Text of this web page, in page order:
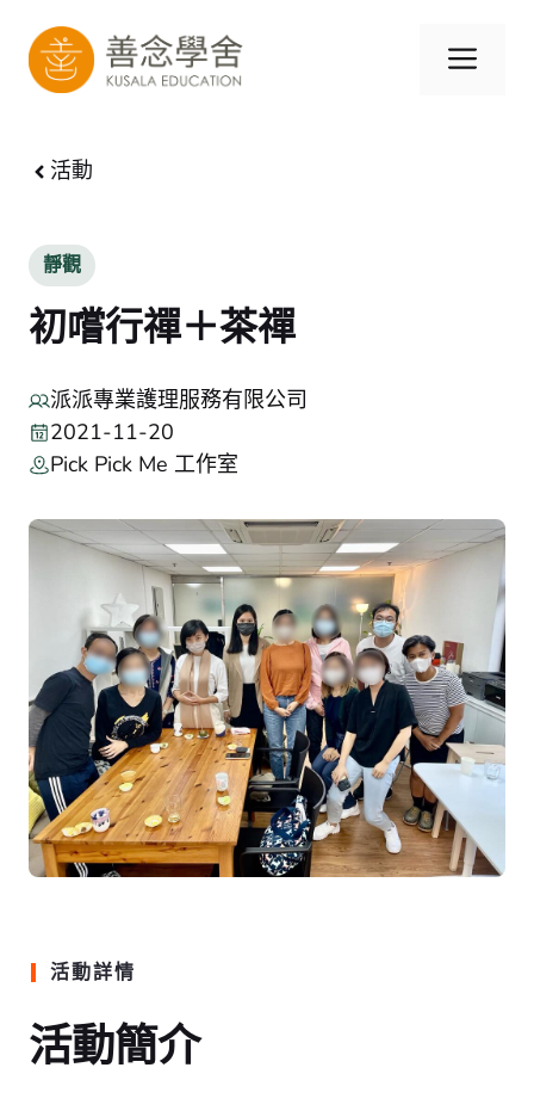
選
活動
靜觀
初嚐行禪＋茶禪
派派專業護理服務有限公司
2021-11-20
Pick Pick Me 工作室
活動詳情
活動簡介